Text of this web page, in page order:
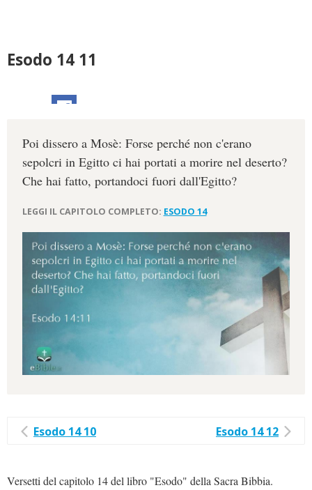
Esodo 14 11
Poi dissero a Mosè: Forse perché non c'erano
sepolcri in Egitto ci hai portati a morire nel deserto?
Che hai fatto, portandoci fuori dall'Egitto?
LEGGI IL CAPITOLO COMPLETO: ESODO 14
Esodo 14 10 Esodo 14 12
Versetti del capitolo 14 del libro "Esodo" della Sacra Bibbia.